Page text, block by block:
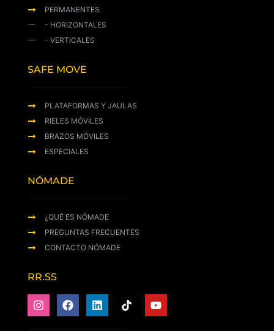
PERMANENTES
- HORIZONTALES
- VERTICALES
SAFE MOVE
PLATAFORMAS Y JAULAS
RIELES MÓVILES
BRAZOS MÓVILES
ESPECIALES
NÓMADE
¿QUÉ ES NÓMADE
PREGUNTAS FRECUENTES
CONTACTO NÓMADE
RR.SS